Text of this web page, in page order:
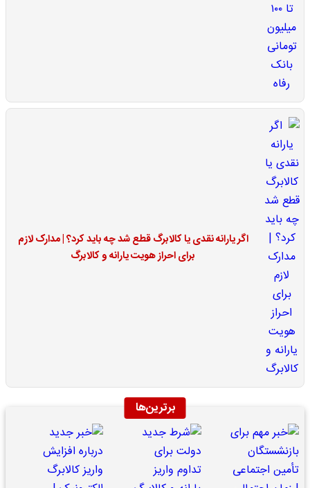
اگر یارانه نقدی یا کالابرگ قطع شد چه باید کرد؟ | مدارک لازم
برای احراز هویت یارانه و کالابرگ
برترین‌ها